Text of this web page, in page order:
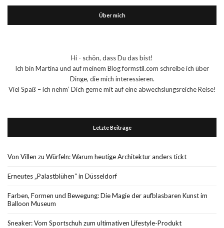
Über mich
Hi - schön, dass Du das bist!
Ich bin Martina und auf meinem Blog formstil.com schreibe ich über
Dinge, die mich interessieren.
Viel Spaß – ich nehm‘ Dich gerne mit auf eine abwechslungsreiche Reise!
Letzte Beiträge
Von Villen zu Würfeln: Warum heutige Architektur anders tickt
Erneutes „Palastblühen“ in Düsseldorf
Farben, Formen und Bewegung: Die Magie der aufblasbaren Kunst im
Balloon Museum
Sneaker: Vom Sportschuh zum ultimativen Lifestyle-Produkt